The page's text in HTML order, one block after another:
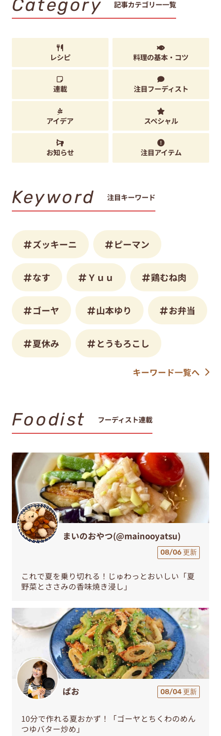
Category 記事カテゴリー一覧
レシピ 料理の基本・コツ
連載 注目フーディスト
アイデア スペシャル
お知らせ 注目アイテム
Keyword 注目キーワード
ズッキーニ ピーマン
なす Ｙｕｕ 鶏むね肉
ゴーヤ 山本ゆり お弁当
夏休み とうもろこし
キーワード一覧へ
Foodist フーディスト連載
まいのおやつ(@mainooyatsu)
08/06 更新
これで夏を乗り切れる！じゅわっとおいしい「夏
野菜とささみの香味焼き浸し」
ぱお 08/04 更新
10分で作れる夏おかず！「ゴーヤとちくわのめん
つゆバター炒め」